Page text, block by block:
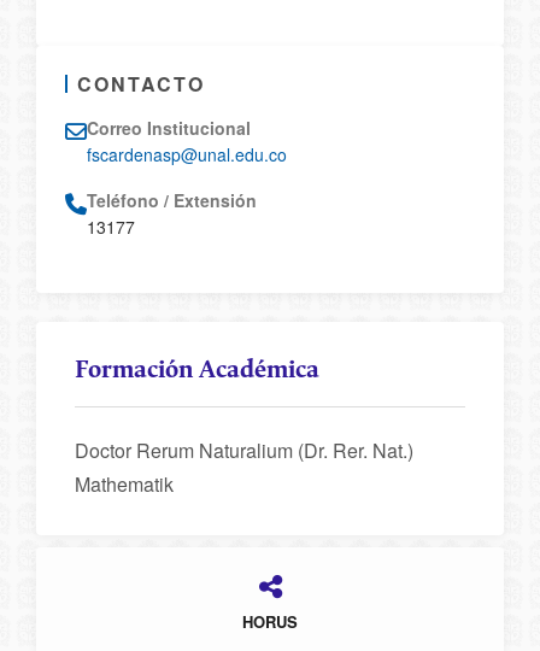
CONTACTO
Correo Institucional
fscardenasp@unal.edu.co
Teléfono / Extensión
13177
Formación Académica
Doctor Rerum Naturalium (Dr. Rer. Nat.)
Mathematik
HORUS